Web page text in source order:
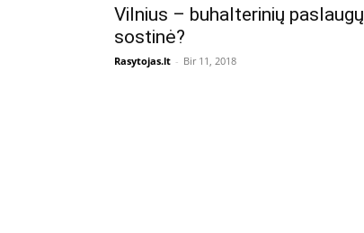
Vilnius – buhalterinių paslaugų
sostinė?
Rasytojas.lt - Bir 11, 2018